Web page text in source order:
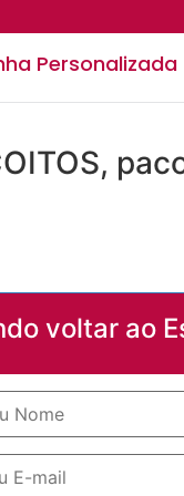
Personalizada
voltar ao